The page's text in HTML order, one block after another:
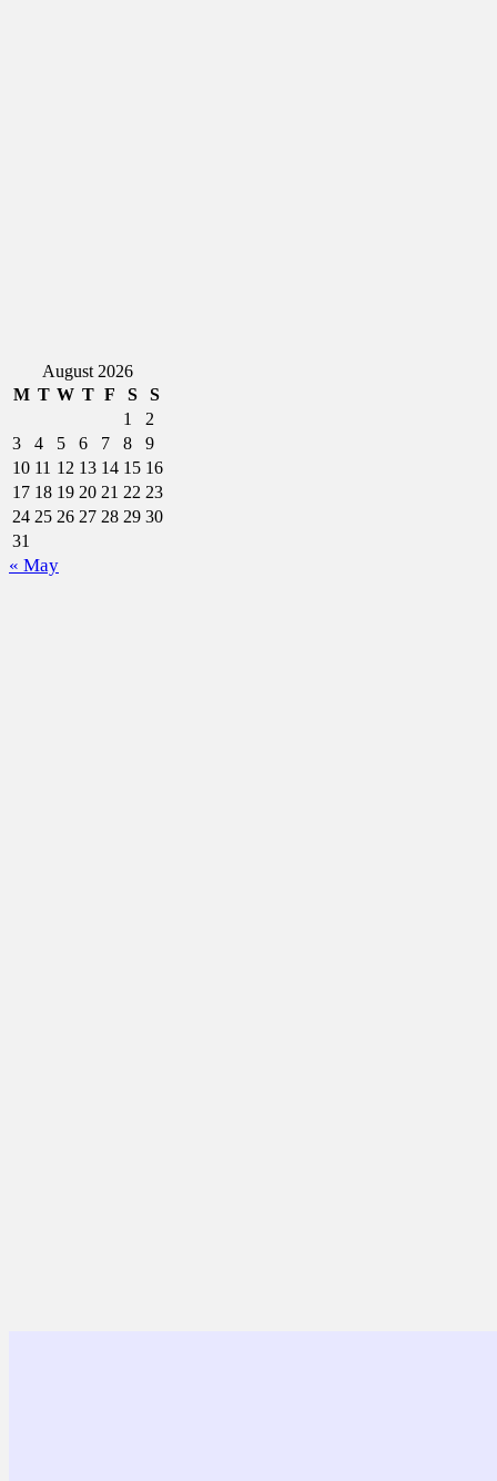
August 2026
M T W T F S
S
1
2
3
4 5 6 7 8
9
10 11 12 13 14 15 16
17 18 19 20 21 22 23
24 25 26 27 28 29 30
31
« May